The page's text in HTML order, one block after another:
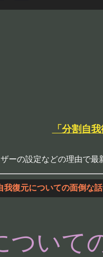
「分割自我
ーの設定などの理由で最
復元についての面倒な
ついて